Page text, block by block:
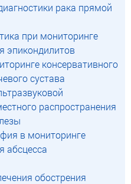
рака прямой
при мониторинге
эпикондилитов
консервативного
сустава
распространения
в мониторинге
абсцесса
обострения